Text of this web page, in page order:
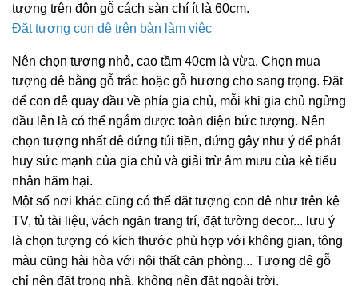
tượng trên đôn gỗ cách sàn chí ít là 60cm.
Đặt tượng con dê trên bàn làm việc
Nên chọn tượng nhỏ, cao tầm 40cm là vừa. Chọn mua
tượng dê bằng gỗ trắc hoặc gỗ hương cho sang trọng. Đặt
để con dê quay đầu về phía gia chủ, mỗi khi gia chủ ngửng
đầu lên là có thể ngắm được toàn diện bức tượng. Nên
chọn tượng nhất dê đứng túi tiền, đứng gậy như ý để phát
huy sức mạnh của gia chủ và giải trừ âm mưu của kẻ tiểu
nhân hãm hại.
Một số nơi khác cũng có thể đặt tượng con dê như trên kệ
TV, tủ tài liệu, vách ngăn trang trí, đặt tường decor... lưu ý
là chọn tượng có kích thước phù hợp với không gian, tông
màu cũng hài hòa với nội thất căn phòng... Tượng dê gỗ
chỉ nên đặt trong nhà, không nên đặt ngoài trời.